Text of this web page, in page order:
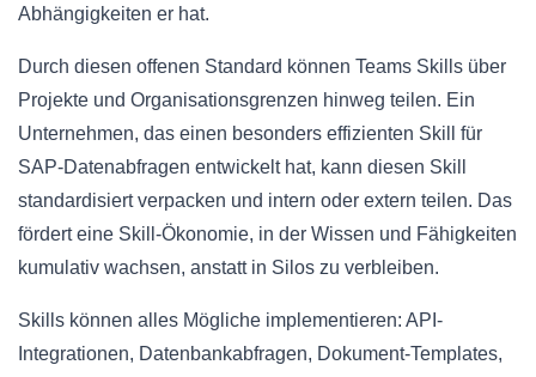
Abhängigkeiten er hat.
Durch diesen offenen Standard können Teams Skills über
Projekte und Organisationsgrenzen hinweg teilen. Ein
Unternehmen, das einen besonders effizienten Skill für
SAP-Datenabfragen entwickelt hat, kann diesen Skill
standardisiert verpacken und intern oder extern teilen. Das
fördert eine Skill-Ökonomie, in der Wissen und Fähigkeiten
kumulativ wachsen, anstatt in Silos zu verbleiben.
Skills können alles Mögliche implementieren: API-
Integrationen, Datenbankabfragen, Dokument-Templates,